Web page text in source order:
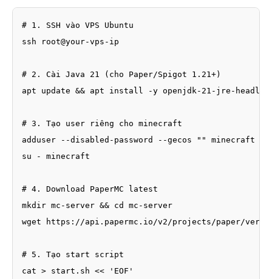
# 1. SSH vào VPS Ubuntu
ssh root@your-vps-ip
# 2. Cài Java 21 (cho Paper/Spigot 1.21+)
apt update && apt install -y openjdk-21-jre-
# 3. Tạo user riêng cho minecraft
adduser --disabled-password --gecos "" minecraft
su - minecraft
# 4. Download PaperMC latest
mkdir mc-server && cd mc-server
wget https://api.papermc.io/v2/projects/paper/
# 5. Tạo start script
cat > start.sh << 'EOF'